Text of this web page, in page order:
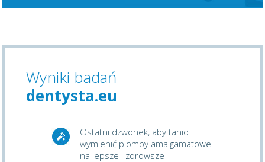
Wyniki badań
dentysta.eu
Ostatni dzwonek, aby tanio
wymienić plomby amalgamatowe
na lepsze i zdrowsze